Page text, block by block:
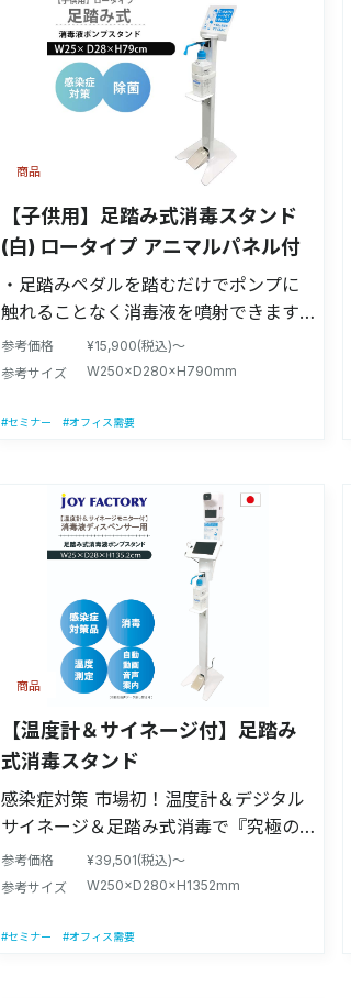
ズ】(看板含む)：幅25cm×奥行38cm×
高さ104cm/(看板なし：高さ約92cm)
【商品重量】約4.2kg(※消毒液は含み
ません) 【材質】スチール製(ペダル：
品】本体(×１)、POPシルク印刷看板(×
１)、ポンプ固定用マジックテープ(×
１)、受け皿(×１)、組立用工具、ペダル
用シール(×１)、四ヶ国語看板シール(×
ません。 ※製品の改良により、予告な
く変更する場合があります。 注意事
項：モニターの発色によって色が異な
って見える場合がございます。
【子供用】足踏み式消毒スタンド
(白) ロータイプ アニマルパネル付
・足踏みペダルを踏むだけでポンプに
触れることなく消毒液を噴射できます。
・【意匠登録】第1689239号(D-PAT)
・【適合ボトルサイズ】高さ16cm〜
す。 ・【商品サイズ】(看板含む)：幅
匠登録】第1689239号(D-PAT) 【適合
ボトルサイズ】高さ16cm〜27cmの手
指消毒液に対応しております。 【商品
サイズ】(看板含む)：幅25cm×奥行
28cm×高さ79cm/(看板なし：高さ約
67cm) 【商品重量】約4.2kg(※消毒液
は含みません) 【材質】スチール製(ペ
ダル：ステンレス) 【製造国】日本製
【付属品】本体1個、POPシルク印刷看
板、ポンプ固定用マジックテープ、受
アニマルパネル(１種) ※本製品に薬液
及びポンプは付属しません。 ※製品の
改良により、予告なく変更する場合が
あります。 注意事項：モニターの発色
ざいます。
参考価格
¥15,900(税込)～
参考サイズ
W250×D280×H790mm
商品
#セミナー #オフィス需要
【温度計＆サイネージ付】足踏み
式消毒スタンド
感染症対策 市場初！温度計＆デジタル
サイネージ＆足踏み式消毒で『究極の
水際対策！』 0.5秒瞬間温度測定器＆デ
ジタルサイネージ付きで、スタッフに
ます！ ※お客様にて動画を差し替える
参考価格
¥39,501(税込)～
参考サイズ
W250×D280×H1352mm
商品
#セミナー #オフィス需要